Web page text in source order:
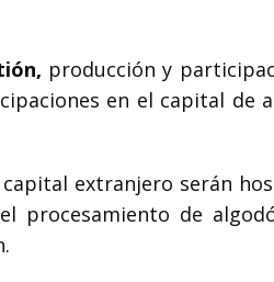
producción y
en el capital de
extranjero serán
procesamiento de